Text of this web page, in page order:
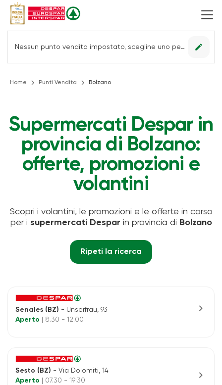
Nessun punto vendita impostato, scegline uno per vedere le offerte. edit
Home Punti Vendita Bolzano
Supermercati Despar in
provincia di Bolzano:
offerte, promozioni e
volantini
Scopri i volantini, le promozioni e le offerte in corso
per i supermercati Despar in provincia di Bolzano
Ripeti la ricerca
Senales (BZ) - Unserfrau, 93
Aperto
| 8.30 - 12.00
chevron_right
Sesto (BZ) - Via Dolomiti, 14
Aperto
| 07.30 - 19:30 chevron_right